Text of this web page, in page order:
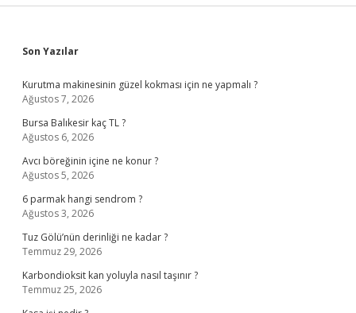
Sidebar
Son Yazılar
Kurutma makinesinin güzel kokması için ne yapmalı ?
Ağustos 7, 2026
Bursa Balıkesir kaç TL ?
Ağustos 6, 2026
Avcı böreğinin içine ne konur ?
Ağustos 5, 2026
6 parmak hangi sendrom ?
Ağustos 3, 2026
Tuz Gölü’nün derinliği ne kadar ?
Temmuz 29, 2026
Karbondioksit kan yoluyla nasıl taşınır ?
Temmuz 25, 2026